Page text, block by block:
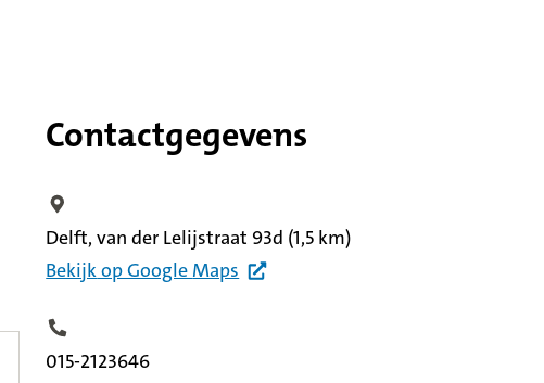
Contactgegevens
Locatiegegevens
Delft, van der Lelijstraat 93d (1,5 km)
Bekijkop Google Maps
Telefoonnummer
015-2123646